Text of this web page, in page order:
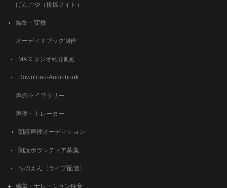
げんごや（投稿サイト）
編集・変換
オーディオブック制作
MAスタジオ紹介動画
Download-Audiobook
声のライブラリー
声優・ナレーター
朗読声優オーディション
朗読ボランティア募集
ちのえん（ライブ配信）
編集・ナレーション録音